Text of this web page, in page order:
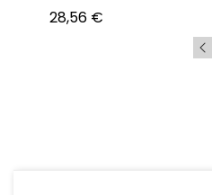
28,56 €